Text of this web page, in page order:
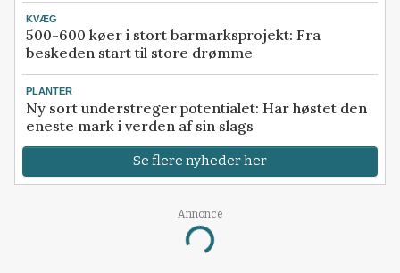
KVÆG
500-600 køer i stort barmarksprojekt: Fra
beskeden start til store drømme
PLANTER
Ny sort understreger potentialet: Har høstet den
eneste mark i verden af sin slags
Se flere nyheder her
Annonce
Loading...